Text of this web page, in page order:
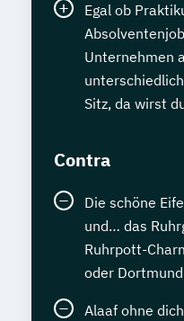
Egal ob
Unternehmen
Sitz, da wirst
Contra
Die schöne
und… das
Ruhrpott-
oder
Alaaf ohne